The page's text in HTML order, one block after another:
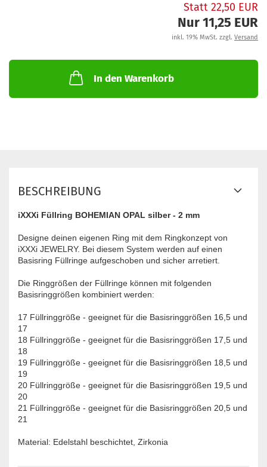
Statt 22,50 EUR
Nur 11,25 EUR
inkl. 19% MwSt. zzgl. Versand
In den Warenkorb
BESCHREIBUNG
iXXXi Füllring BOHEMIAN OPAL silber - 2 mm
Designe deinen eigenen Ring mit dem Ringkonzept von
iXXXi JEWELRY. Bei diesem System werden auf einen
Basisring Füllringe aufgeschoben und sicher arretiert.
Die Ringgrößen der Füllringe können mit folgenden
Basisringgrößen kombiniert werden:
17 Füllringgröße - geeignet für die Basisringgrößen 16,5 und
17
18 Füllringgröße - geeignet für die Basisringgrößen 17,5 und
18
19 Füllringgröße - geeignet für die Basisringgrößen 18,5 und
19
20 Füllringgröße - geeignet für die Basisringgrößen 19,5 und
20
21 Füllringgröße - geeignet für die Basisringgrößen 20,5 und
21
Material: Edelstahl beschichtet, Zirkonia